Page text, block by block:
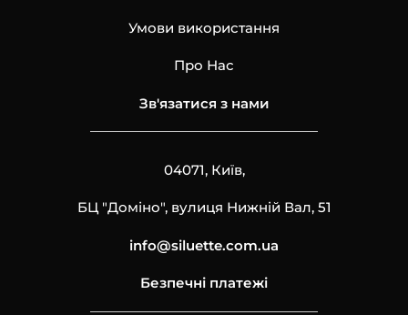
Умови використання
Про Нас
Зв'язатися з нами
04071, Київ,
БЦ "Доміно", вулиця Нижній Вал, 51
info@siluette.com.ua
Безпечні платежі